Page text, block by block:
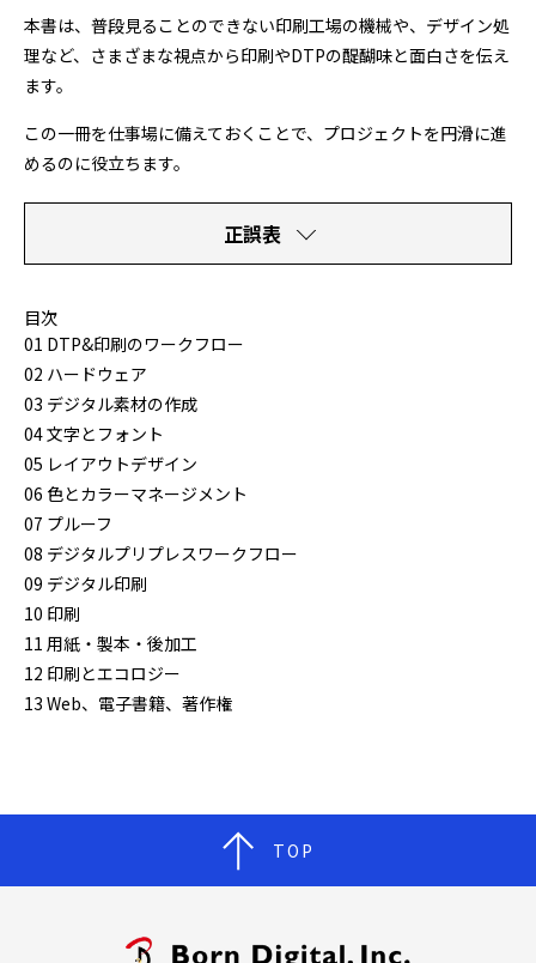
本書は、普段見ることのできない印刷工場の機械や、デザイン処
理など、さまざまな視点から印刷やDTPの醍醐味と面白さを伝え
ます。
この一冊を仕事場に備えておくことで、プロジェクトを円滑に進
めるのに役立ちます。
正誤表
目次
01 DTP&印刷のワークフロー
02 ハードウェア
03 デジタル素材の作成
04 文字とフォント
05 レイアウトデザイン
06 色とカラーマネージメント
07 プルーフ
08 デジタルプリプレスワークフロー
09 デジタル印刷
10 印刷
11 用紙・製本・後加工
12 印刷とエコロジー
13 Web、電子書籍、著作権
TOP